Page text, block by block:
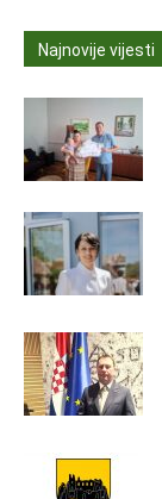
Najnovije vijesti